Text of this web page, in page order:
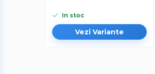
Instrumente de scris
Laminatoare documente
In stoc
Vezi Variante